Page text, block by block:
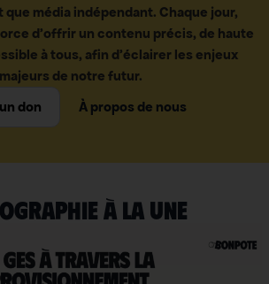
média indépendant. Chaque jour,
d’offrir un contenu précis, de haute
à tous, afin d’éclairer les enjeux
majeurs de notre futur.
À propos de nous
don
À LA UNE